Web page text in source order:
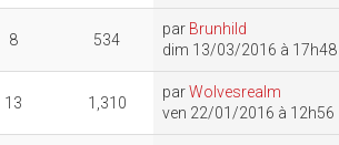
8 534
par Brunhild
dim 13/03/2016 à 17h48
13 1,310
parWolvesrealm
ven 22/01/2016 à 12h56